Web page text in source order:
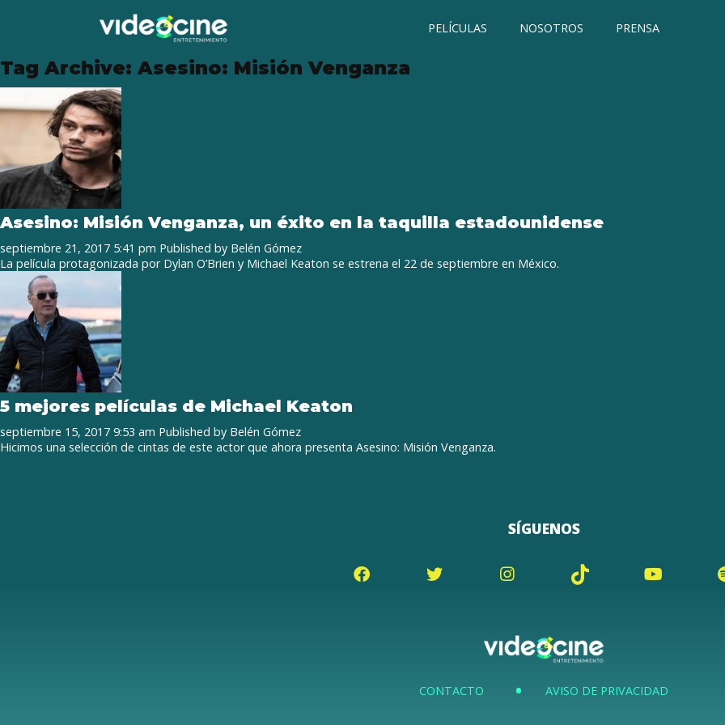
PELÍCULAS NOSOTROS PRENSA
Tag Archive: Asesino: Misión Venganza
Asesino: Misión Venganza, un éxito en la taquilla estadounidense
septiembre 21, 2017 5:41 pm Published by Belén Gómez
La película protagonizada por Dylan O’Brien y Michael Keaton se estrena el 22 de septiembre en México.
5 mejores películas de Michael Keaton
septiembre 15, 2017 9:53 am Published by Belén Gómez
Hicimos una selección de cintas de este actor que ahora presenta Asesino: Misión Venganza.
SÍGUENOS
CONTACTO AVISO DE PRIVACIDAD